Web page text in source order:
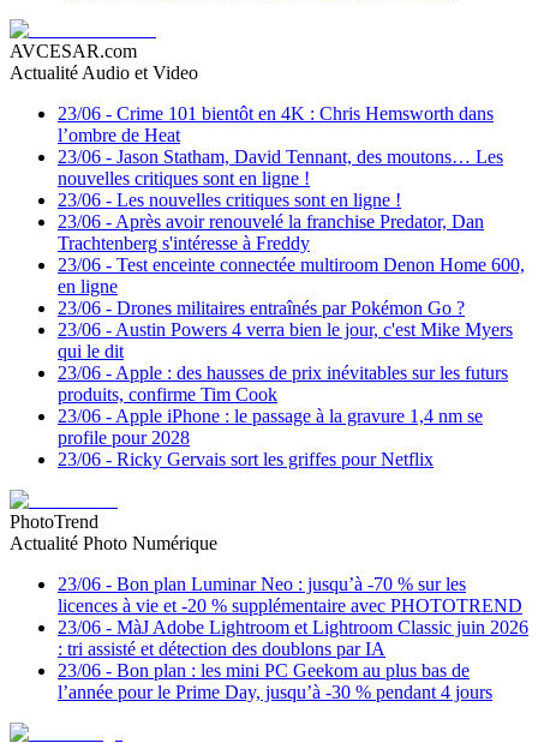
AVCESAR.com
Actualité Audio et Video
23/06 - Crime 101 bientôt en 4K : Chris Hemsworth dans
l’ombre de Heat
23/06 - Jason Statham, David Tennant, des moutons… Les
nouvelles critiques sont en ligne !
23/06 - Les nouvelles critiques sont en ligne !
23/06 - Après avoir renouvelé la franchise Predator, Dan
Trachtenberg s'intéresse à Freddy
23/06 - Test enceinte connectée multiroom Denon Home 600,
en ligne
23/06 - Drones militaires entraînés par Pokémon Go ?
23/06 - Austin Powers 4 verra bien le jour, c'est Mike Myers
qui le dit
23/06 - Apple : des hausses de prix inévitables sur les futurs
produits, confirme Tim Cook
23/06 - Apple iPhone : le passage à la gravure 1,4 nm se
profile pour 2028
23/06 - Ricky Gervais sort les griffes pour Netflix
PhotoTrend
Actualité Photo Numérique
23/06 - Bon plan Luminar Neo : jusqu’à -70 % sur les
licences à vie et -20 % supplémentaire avec PHOTOTREND
23/06 - MàJ Adobe Lightroom et Lightroom Classic juin 2026
: tri assisté et détection des doublons par IA
23/06 - Bon plan : les mini PC Geekom au plus bas de
l’année pour le Prime Day, jusqu’à -30 % pendant 4 jours